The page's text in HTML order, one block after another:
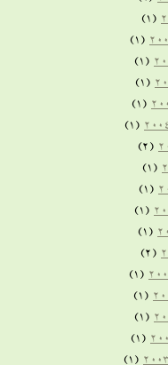
(1)
(1)
(1)
(1)
(1)
(1)
(2)
(1)
(1)
(1)
(1)
(2)
(1)
(1)
(1)
(1)